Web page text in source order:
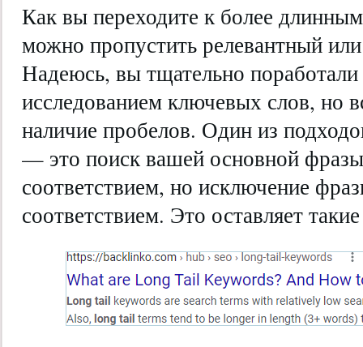
Как вы переходите к более
можно пропустить релевантный
Надеюсь, вы тщательно
исследованием ключевых слов, но
наличие пробелов. Один из
— это поиск вашей основной
соответствием, но исключение
соответствием. Это оставляет